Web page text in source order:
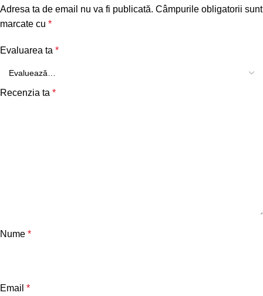
Adresa ta de email nu va fi publicată. Câmpurile obligatorii sunt
marcate cu *
Evaluarea ta *
Recenzia ta *
Nume *
Email *